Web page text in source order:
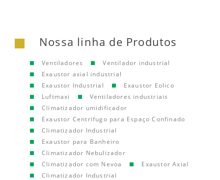
Nossa linha de Produtos
Ventiladores
Ventilador industrial
Exaustor axial industrial
Exaustor Industrial
Exaustor Eolico
Luftmaxi
Ventiladores industriais
Climatizador umidificador
Exaustor Centrifugo para Espaço Confinado
Climatizador Industrial
Exaustor para Banheiro
Climatizador Nebulizador
Climatizador com Nevoa
Exaustor Axial
Climatizador Industrial